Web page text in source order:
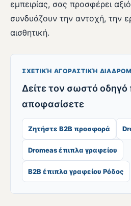
εμπειρίας, σας προσφέρει
συνδυάζουν την αντοχή, την
αισθητική.
ΣΧΕΤΙΚΉ ΑΓΟΡΑΣΤΙΚΉ
Δείτε τον σωστό οδηγό
αποφασίσετε
Ζητήστε B2B προσφορά
Dromeas έπιπλα γραφείου
B2B έπιπλα γραφείου Ρόδος